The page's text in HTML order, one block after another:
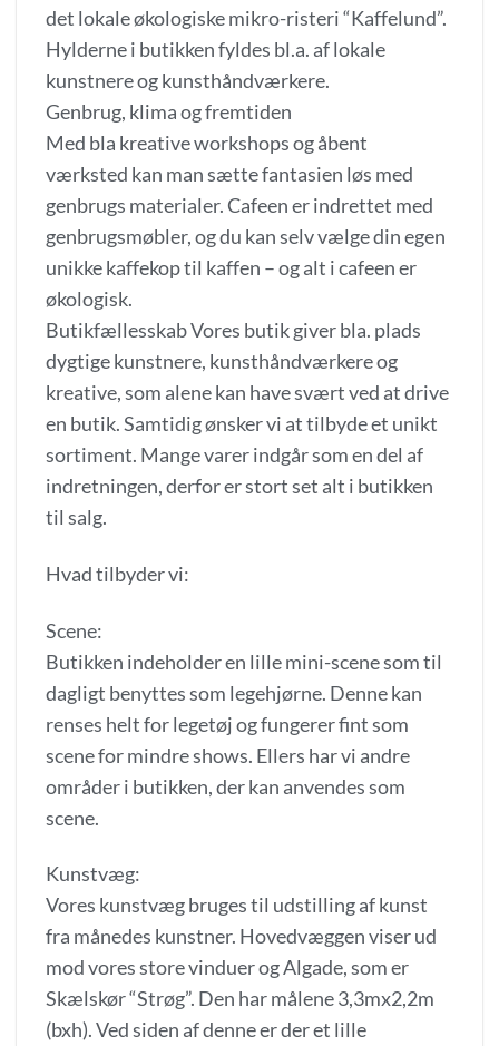
det lokale økologiske mikro-risteri “Kaffelund”.
Hylderne i butikken fyldes bl.a. af lokale
kunstnere og kunsthåndværkere.
Genbrug, klima og fremtiden
Med bla kreative workshops og åbent
værksted kan man sætte fantasien løs med
genbrugs materialer. Cafeen er indrettet med
genbrugsmøbler, og du kan selv vælge din egen
unikke kaffekop til kaffen – og alt i cafeen er
økologisk.
Butikfællesskab Vores butik giver bla. plads
dygtige kunstnere, kunsthåndværkere og
kreative, som alene kan have svært ved at drive
en butik. Samtidig ønsker vi at tilbyde et unikt
sortiment. Mange varer indgår som en del af
indretningen, derfor er stort set alt i butikken
til salg.
Hvad tilbyder vi:
Scene:
Butikken indeholder en lille mini-scene som til
dagligt benyttes som legehjørne. Denne kan
renses helt for legetøj og fungerer fint som
scene for mindre shows. Ellers har vi andre
områder i butikken, der kan anvendes som
scene.
Kunstvæg:
Vores kunstvæg bruges til udstilling af kunst
fra månedes kunstner. Hovedvæggen viser ud
mod vores store vinduer og Algade, som er
Skælskør “Strøg”. Den har målene 3,3mx2,2m
(bxh). Ved siden af denne er der et lille